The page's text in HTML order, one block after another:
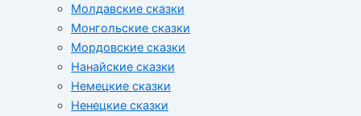
Молдавские сказки
Монгольские сказки
Мордовские сказки
Нанайские сказки
Немецкие сказки
Ненецкие сказки